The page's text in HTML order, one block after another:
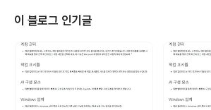
야합니다. 아래에서... 1) 서비스 스택, 누적 업데이트를 먼
저 설치하여 19041.xxx으로 만듬 2) 19042.xxx 기능
업데이트 파일을 설치하여 19042.xxx으로 만듬 이미... 1
9041.xxx일 경우는 19042.xxx 기능 업데이트 파일을
설치하여 1..
이 블로그 인기글